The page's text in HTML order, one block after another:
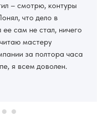
– смотрю, контуры
что дело в
сам не стал, ничего
мастеру
за полтора часа
я всем доволен.